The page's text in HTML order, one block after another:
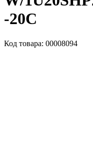
-20С
Код товара: 00008094